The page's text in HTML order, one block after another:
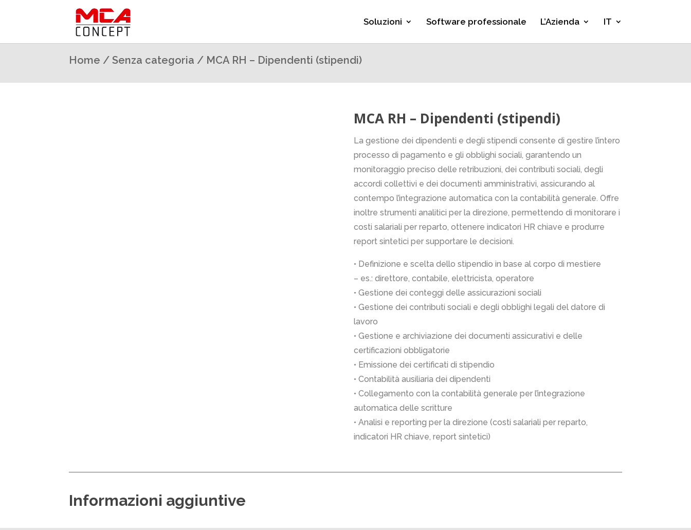
Soluzioni Software professionale L’Azienda IT
Home /Senza categoria / MCA RH – Dipendenti (stipendi)
MCA RH – Dipendenti (stipendi)
La gestione dei dipendenti e degli stipendi consente di gestire l’intero
processo di pagamento e gli obblighi sociali, garantendo un
monitoraggio preciso delle retribuzioni, dei contributi sociali, degli
accordi collettivi e dei documenti amministrativi, assicurando al
contempo l’integrazione automatica con la contabilità generale. Offre
inoltre strumenti analitici per la direzione, permettendo di monitorare i
costi salariali per reparto, ottenere indicatori HR chiave e produrre
report sintetici per supportare le decisioni.
• Definizione e scelta dello stipendio in base al corpo di mestiere
– es.: direttore, contabile, elettricista, operatore
• Gestione dei conteggi delle assicurazioni sociali
• Gestione dei contributi sociali e degli obblighi legali del datore di
lavoro
• Gestione e archiviazione dei documenti assicurativi e delle
certificazioni obbligatorie
• Emissione dei certificati di stipendio
• Contabilità ausiliaria dei dipendenti
• Collegamento con la contabilità generale per l’integrazione
automatica delle scritture
• Analisi e reporting per la direzione (costi salariali per reparto,
indicatori HR chiave, report sintetici)
Informazioni aggiuntive